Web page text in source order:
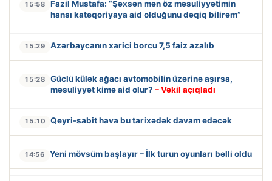
15:58
Fazil Mustafa: “Şəxsən mən öz məsuliyyətimin
hansı kateqoriyaya aid olduğunu dəqiq bilirəm”
15:29 Azərbaycanın xarici borcu 7,5 faiz azalıb
15:28
Güclü külək ağacı avtomobilin üzərinə aşırsa,
məsuliyyət kimə aid olur? – Vəkil açıqladı
15:10 Qeyri-sabit hava bu tarixədək davam edəcək
14:56 Yeni mövsüm başlayır – İlk turun oyunları bəlli oldu